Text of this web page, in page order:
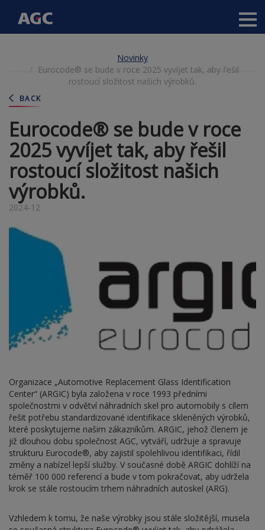
hlavnímu
Novinky
Eurocode® se bude v roce 2025 vyvíjet tak, aby řešil
rostoucí složitost našich výrobků.
BACK
Eurocode® se bude v roce
2025 vyvíjet tak, aby řešil
rostoucí složitost našich
výrobků.
2024-12
Organizace „Automotive Replacement Glass Identification
Center“ (ARGIC) byla založena v roce 1993 předními
společnostmi v odvětví náhradních skel pro automobily s cílem
řešit potřebu standardizované identifikace skleněných výrobků,
které poskytujeme našim zákazníkům. ARGIC, jehož členem je
již dlouhou dobu společnost AGC, vytváří, udržuje a spravuje
strukturu Eurocode®, aby zajistil spolehlivou identifikaci, řídil
změny a nabízel lepší služby. V současné době ARGIC dohlíží na
téměř 100 000 referencí a bude v tom pokračovat, aby udržela
krok se stále rostoucím trhem náhradních autoskel (ARG).
Vzhledem k tomu, že naše výrobky jsou stále složitější, musela